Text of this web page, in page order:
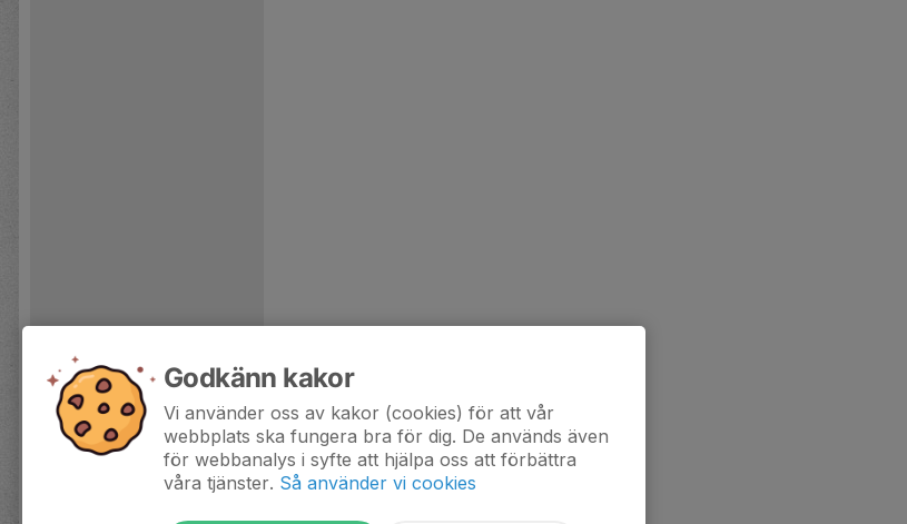
Godkänn kakor
Vi använder oss av kakor (cookies) för att vår
webbplats ska fungera bra för dig. De används även
för webbanalys i syfte att hjälpa oss att förbättra
våra tjänster. Så använder vi cookies